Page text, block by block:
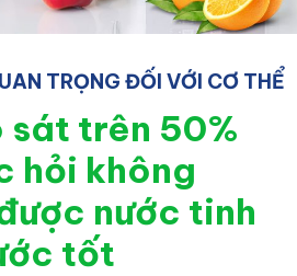
TRỌNG ĐỐI VỚI CƠ THỂ
sát trên 50%
hỏi không
nước tinh
tốt